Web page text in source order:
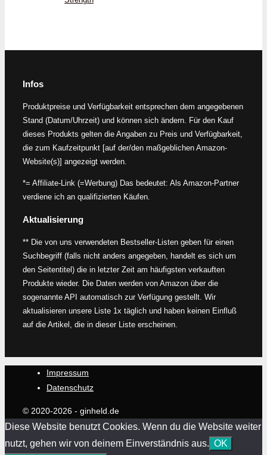
Infos
Produktpreise und Verfügbarkeit entsprechen dem angegebenen
Stand (Datum/Uhrzeit) und können sich ändern. Für den Kauf
dieses Produkts gelten die Angaben zu Preis und Verfügbarkeit,
die zum Kaufzeitpunkt [auf der/den maßgeblichen Amazon-
Website(s)] angezeigt werden.
*= Affiliate-Link (=Werbung) Das bedeutet: Als Amazon-Partner
verdiene ich an qualifizierten Käufen.
Aktualisierung
** Die von uns verwendeten Bestseller-Listen geben für einen
Suchbegriff (falls nicht anders angegeben, handelt es sich um
den Seitentitel) die in letzter Zeit am häufigsten verkauften
Produkte wieder. Die Daten werden von Amazon über die
sogenannte API automatisch zur Verfügung gestellt. Wir
aktualisieren unsere Liste 1x täglich und haben keinen Einfluß
auf die Artikel, die in dieser Liste erscheinen.
Impressum
Datenschutz
© 2020-2026 - ginheld.de
Diese Website benutzt Cookies. Wenn du die Website weiter
nutzt, gehen wir von deinem Einverständnis aus. OK